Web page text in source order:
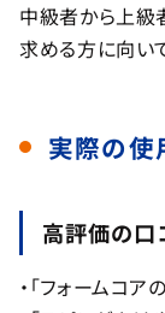
中級者から上級
求める方に向い
実際の使
高評価の口
・「フォームコ